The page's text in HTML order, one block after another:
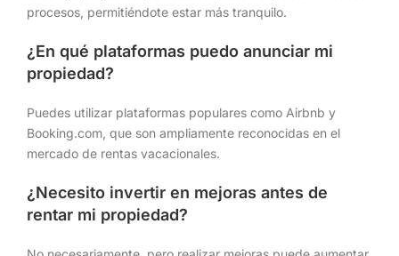
procesos, permitiéndote estar más tranquilo.
¿En qué plataformas puedo anunciar mi
propiedad?
Puedes utilizar plataformas populares como Airbnb y
Booking.com, que son ampliamente reconocidas en el
mercado de rentas vacacionales.
¿Necesito invertir en mejoras antes de
rentar mi propiedad?